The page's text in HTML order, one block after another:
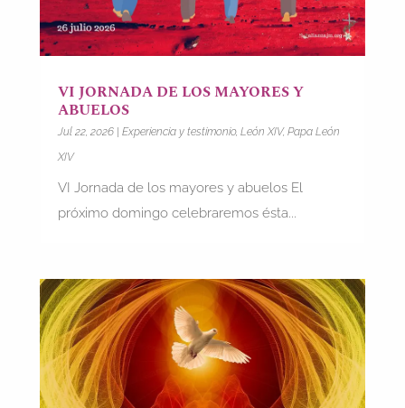
VI JORNADA DE LOS MAYORES Y
ABUELOS
Jul 22, 2026| Experiencia y testimonio, León XIV, Papa León
XIV
VI Jornada de los mayores y abuelos El
próximo domingo celebraremos ésta...